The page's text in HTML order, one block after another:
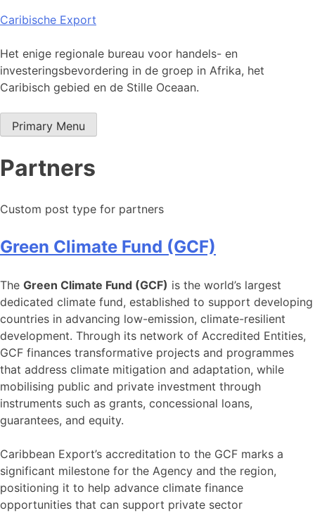
Skip
content
Caribische Export
Het enige regionale bureau voor handels- en
investeringsbevordering in de groep in Afrika, het
Caribisch gebied en de Stille Oceaan.
Primary Menu
Partners
Custom post type for partners
Green Climate Fund (GCF)
The Green Climate Fund (GCF) is the world’s largest
dedicated climate fund, established to support developing
countries in advancing low-emission, climate-resilient
development. Through its network of Accredited Entities,
GCF finances transformative projects and programmes
that address climate mitigation and adaptation, while
mobilising public and private investment through
instruments such as grants, concessional loans,
guarantees, and equity.
Caribbean Export’s accreditation to the GCF marks a
significant milestone for the Agency and the region,
positioning it to help advance climate finance
opportunities that can support private sector